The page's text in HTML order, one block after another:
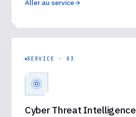
Aller au service
SERVICE · 03
Cyber Threat Intelligence